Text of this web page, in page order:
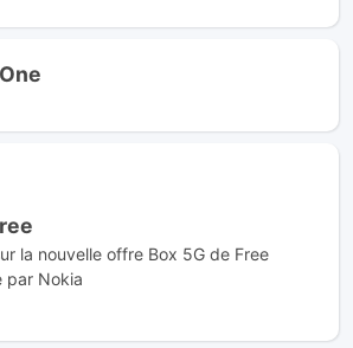
la nouvelle offre Box 5G de Free
par Nokia